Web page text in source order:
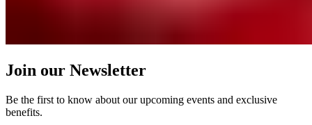
Join our Newsletter
Be the first to know about our upcoming events and exclusive
benefits.